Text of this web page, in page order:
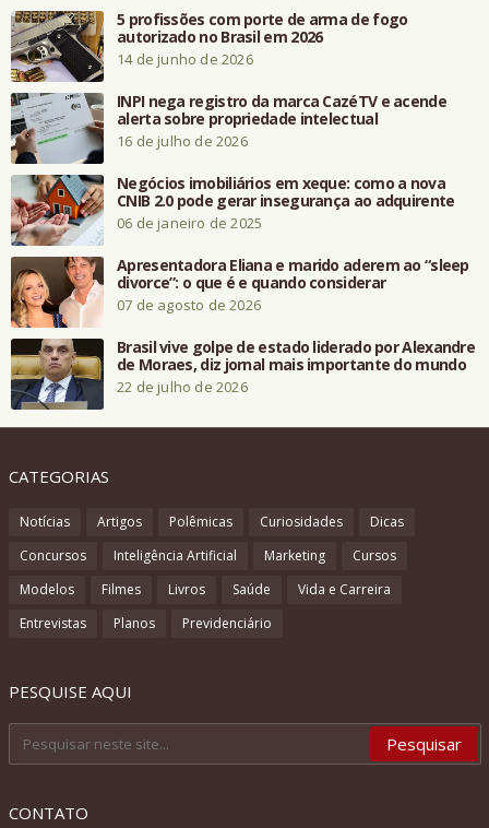
5 profissões com porte de arma de fogo
autorizado no Brasil em 2026
14 de junho de 2026
INPI nega registro da marca CazéTV e acende
alerta sobre propriedade intelectual
16 de julho de 2026
Negócios imobiliários em xeque: como a nova
CNIB 2.0 pode gerar insegurança ao adquirente
06 de janeiro de 2025
Apresentadora Eliana e marido aderem ao “sleep
divorce”: o que é e quando considerar
07 de agosto de 2026
Brasil vive golpe de estado liderado por Alexandre
de Moraes, diz jornal mais importante do mundo
22 de julho de 2026
CATEGORIAS
Notícias Artigos Polêmicas Curiosidades
Dicas
Concursos
Inteligência Artificial Marketing
Cursos
Modelos
Filmes Livros Saúde
Vida e Carreira
Entrevistas
Planos Previdenciário
PESQUISE AQUI
CONTATO